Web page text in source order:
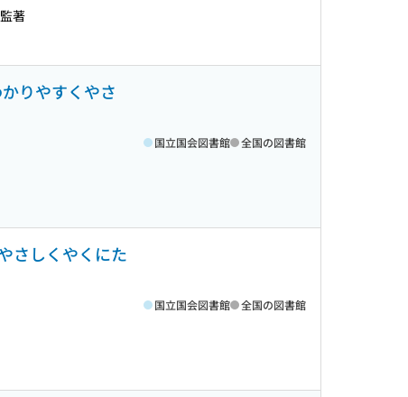
著
りやすくやさ
国立国会図書館 全国の図書館
さしくやくにた
国立国会図書館 全国の図書館